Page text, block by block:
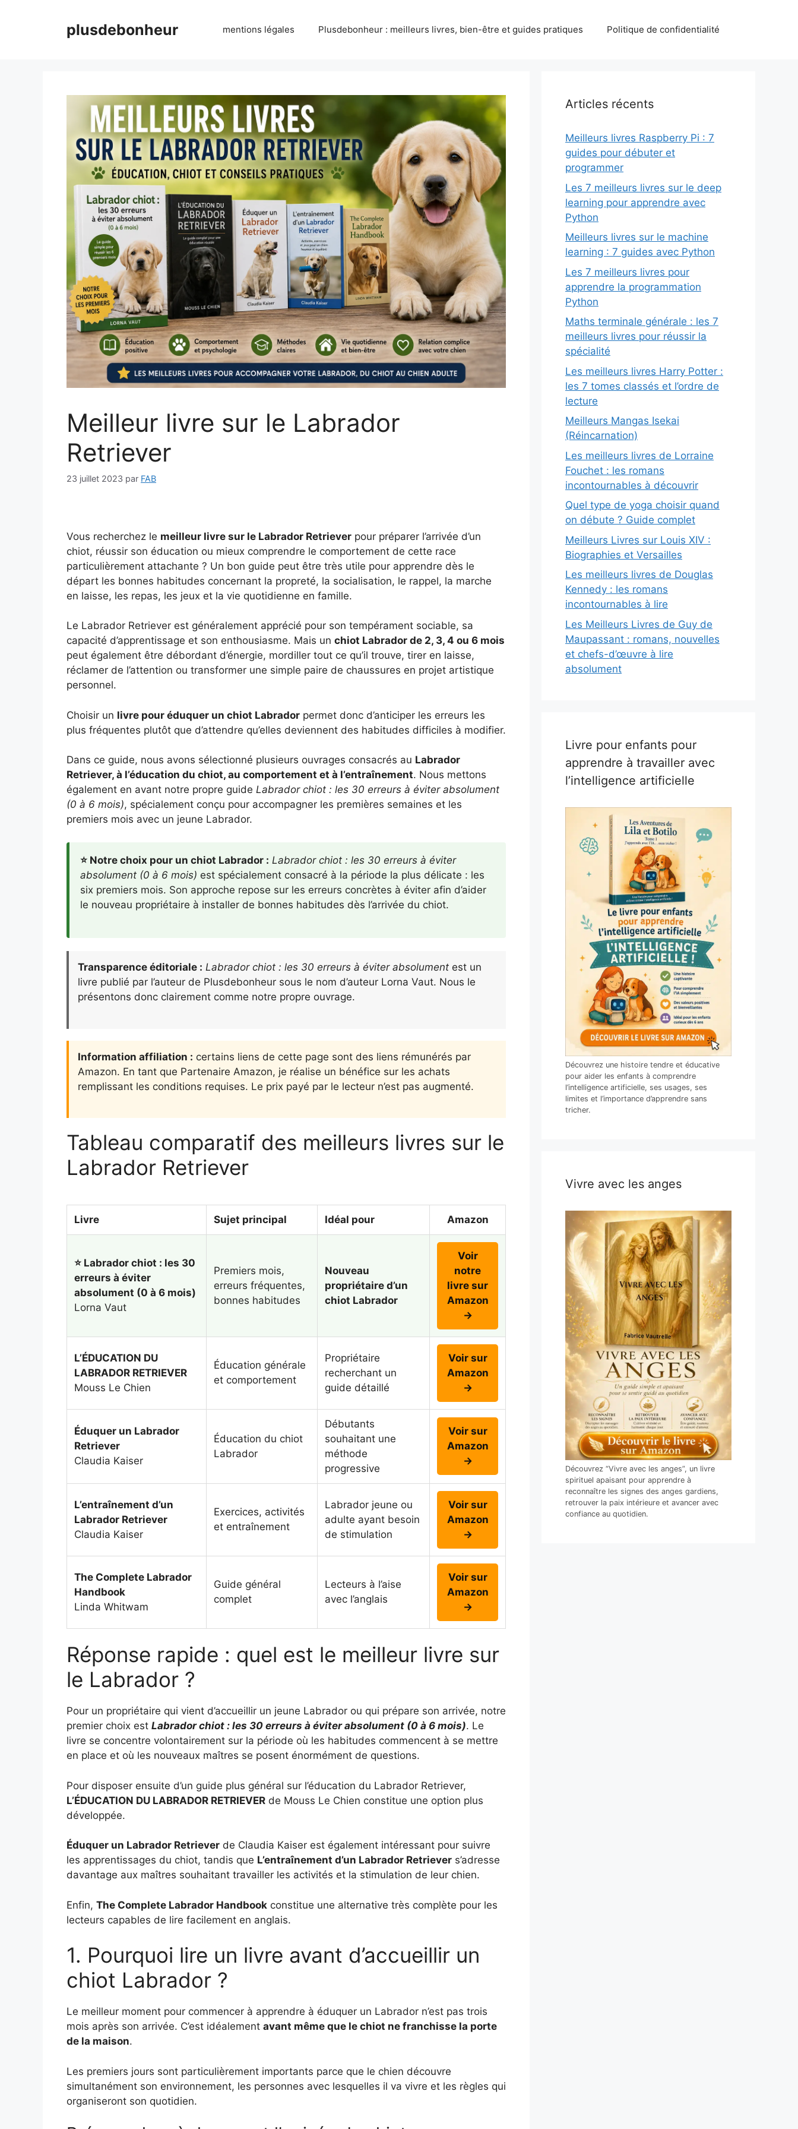
plusdebonheur mentions légales Plusdebonheur : meilleurs livres, bien-être et guides pratiques Politique de confidentialité
Meilleur livre sur le Labrador
Retriever
23 juillet 2023 par FAB
Vous recherchez le meilleur livre sur le Labrador Retriever pour préparer l’arrivée d’un
chiot, réussir son éducation ou mieux comprendre le comportement de cette race
particulièrement attachante ? Un bon guide peut être très utile pour apprendre dès le
départ les bonnes habitudes concernant la propreté, la socialisation, le rappel, la marche
en laisse, les repas, les jeux et la vie quotidienne en famille.
Le Labrador Retriever est généralement apprécié pour son tempérament sociable, sa
capacité d’apprentissage et son enthousiasme. Mais un chiot Labrador de 2, 3, 4 ou 6 mois
peut également être débordant d’énergie, mordiller tout ce qu’il trouve, tirer en laisse,
réclamer de l’attention ou transformer une simple paire de chaussures en projet artistique
personnel.
Choisir un livre pour éduquer un chiot Labrador permet donc d’anticiper les erreurs les
plus fréquentes plutôt que d’attendre qu’elles deviennent des habitudes difficiles à modifier.
Dans ce guide, nous avons sélectionné plusieurs ouvrages consacrés au Labrador
Retriever, à l’éducation du chiot, au comportement et à l’entraînement. Nous mettons
également en avant notre propre guide Labrador chiot : les 30 erreurs à éviter absolument
(0 à 6 mois), spécialement conçu pour accompagner les premières semaines et les
premiers mois avec un jeune Labrador.
⭐ Notre choix pour un chiot Labrador : Labrador chiot : les 30 erreurs à éviter
absolument (0 à 6 mois) est spécialement consacré à la période la plus délicate : les
six premiers mois. Son approche repose sur les erreurs concrètes à éviter afin d’aider
le nouveau propriétaire à installer de bonnes habitudes dès l’arrivée du chiot.
Transparence éditoriale : Labrador chiot : les 30 erreurs à éviter absolument est un
livre publié par l’auteur de Plusdebonheur sous le nom d’auteur Lorna Vaut. Nous le
présentons donc clairement comme notre propre ouvrage.
Information affiliation : certains liens de cette page sont des liens rémunérés par
Amazon. En tant que Partenaire Amazon, je réalise un bénéfice sur les achats
remplissant les conditions requises. Le prix payé par le lecteur n’est pas augmenté.
Tableau comparatif des meilleurs livres sur le
Labrador Retriever
Livre Sujet principal Idéal pour Amazon
⭐ Labrador chiot : les 30
erreurs à éviter
absolument (0 à 6 mois)
Lorna Vaut
Premiers mois,
erreurs fréquentes,
bonnes habitudes
Nouveau
propriétaire d’un
chiot Labrador
Voir
notre
livre sur
Amazon
→
L’ÉDUCATION DU
LABRADOR RETRIEVER
Mouss Le Chien
Éducation générale
et comportement
Propriétaire
recherchant un
guide détaillé
Voir sur
Amazon
→
Éduquer un Labrador
Retriever
Claudia Kaiser
Éducation du chiot
Labrador
Débutants
souhaitant une
méthode
progressive
Voir sur
Amazon
→
L’entraînement d’un
Labrador Retriever
Claudia Kaiser
Exercices, activités
et entraînement
Labrador jeune ou
adulte ayant besoin
de stimulation
Voir sur
Amazon
→
The Complete Labrador
Handbook
Linda Whitwam
Guide général
complet
Lecteurs à l’aise
avec l’anglais
Voir sur
Amazon
→
Réponse rapide : quel est le meilleur livre sur
le Labrador ?
Pour un propriétaire qui vient d’accueillir un jeune Labrador ou qui prépare son arrivée, notre
premier choix est Labrador chiot : les 30 erreurs à éviter absolument (0 à 6 mois). Le
livre se concentre volontairement sur la période où les habitudes commencent à se mettre
en place et où les nouveaux maîtres se posent énormément de questions.
Pour disposer ensuite d’un guide plus général sur l’éducation du Labrador Retriever,
L’ÉDUCATION DU LABRADOR RETRIEVER de Mouss Le Chien constitue une option plus
développée.
Éduquer un Labrador Retriever de Claudia Kaiser est également intéressant pour suivre
les apprentissages du chiot, tandis que L’entraînement d’un Labrador Retriever s’adresse
davantage aux maîtres souhaitant travailler les activités et la stimulation de leur chien.
Enfin, The Complete Labrador Handbook constitue une alternative très complète pour les
lecteurs capables de lire facilement en anglais.
1. Pourquoi lire un livre avant d’accueillir un
chiot Labrador ?
Le meilleur moment pour commencer à apprendre à éduquer un Labrador n’est pas trois
mois après son arrivée. C’est idéalement avant même que le chiot ne franchisse la porte
de la maison.
Les premiers jours sont particulièrement importants parce que le chien découvre
simultanément son environnement, les personnes avec lesquelles il va vivre et les règles qui
organiseront son quotidien.
Articles récents
Meilleurs livres Raspberry Pi : 7
guides pour débuter et
programmer
Les 7 meilleurs livres sur le deep
learning pour apprendre avec
Python
Meilleurs livres sur le machine
learning : 7 guides avec Python
Les 7 meilleurs livres pour
apprendre la programmation
Python
Maths terminale générale : les 7
meilleurs livres pour réussir la
spécialité
Les meilleurs livres Harry Potter :
les 7 tomes classés et l’ordre de
lecture
Meilleurs Mangas Isekai
(Réincarnation)
Les meilleurs livres de Lorraine
Fouchet : les romans
incontournables à découvrir
Quel type de yoga choisir quand
on débute ? Guide complet
Meilleurs Livres sur Louis XIV :
Biographies et Versailles
Les meilleurs livres de Douglas
Kennedy : les romans
incontournables à lire
Les Meilleurs Livres de Guy de
Maupassant : romans, nouvelles
et chefs-d’œuvre à lire
absolument
Livre pour enfants pour
apprendre à travailler avec
l’intelligence artificielle
Découvrez une histoire tendre et éducative
pour aider les enfants à comprendre
l’intelligence artificielle, ses usages, ses
limites et l’importance d’apprendre sans
tricher.
Vivre avec les anges
Découvrez “Vivre avec les anges”, un livre
spirituel apaisant pour apprendre à
reconnaître les signes des anges gardiens,
retrouver la paix intérieure et avancer avec
confiance au quotidien.